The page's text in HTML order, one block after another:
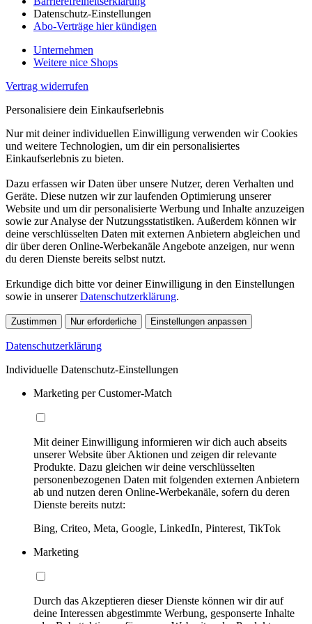
Datenschutz-Einstellungen
Abo-Verträge hier kündigen
Unternehmen
Weitere nice Shops
Vertrag widerrufen
Personalisiere dein Einkaufserlebnis
Nur mit deiner individuellen Einwilligung verwenden wir Cookies
und weitere Technologien, um dir ein personalisiertes
Einkaufserlebnis zu bieten.
Dazu erfassen wir Daten über unsere Nutzer, deren Verhalten und
Geräte. Diese nutzen wir zur laufenden Optimierung unserer
Website und um dir personalisierte Werbung und Inhalte anzuzeigen
sowie zur Analyse der Nutzungsstatistiken. Außerdem können wir
deine verschlüsselten Daten mit externen Anbietern abgleichen und
dir über deren Online-Werbekanäle Angebote anzeigen, nur wenn
du deren Dienste bereits selbst nutzt.
Erkundige dich bitte vor deiner Einwilligung in den Einstellungen
sowie in unsererDatenschutzerklärung.
Zustimmen Nur erforderliche Einstellungen anpassen
Datenschutzerklärung
Individuelle Datenschutz-Einstellungen
Marketing per Customer-Match
Mit deiner Einwilligung informieren wir dich auch abseits
unserer Website über Aktionen und zeigen dir relevante
Produkte. Dazu gleichen wir deine verschlüsselten
personenbezogenen Daten mit folgenden externen Anbietern
ab und nutzen deren Online-Werbekanäle, sofern du deren
Dienste bereits nutzt:
Bing, Criteo, Meta, Google, LinkedIn, Pinterest, TikTok
Marketing
Durch das Akzeptieren dieser Dienste können wir dir auf
deine Interessen abgestimmte Werbung, gesponserte Inhalte